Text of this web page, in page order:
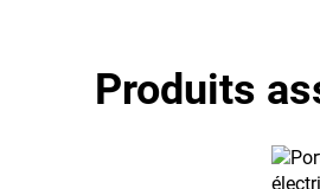
Produits